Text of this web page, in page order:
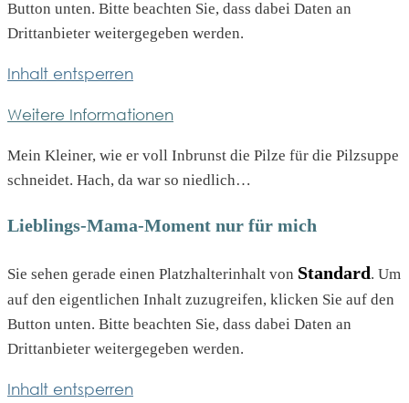
Button unten. Bitte beachten Sie, dass dabei Daten an
Drittanbieter weitergegeben werden.
Inhalt entsperren
Weitere Informationen
Mein Kleiner, wie er voll Inbrunst die Pilze für die Pilzsuppe
schneidet. Hach, da war so niedlich…
Lieblings-Mama-Moment nur für mich
Sie sehen gerade einen Platzhalterinhalt von Standard. Um
auf den eigentlichen Inhalt zuzugreifen, klicken Sie auf den
Button unten. Bitte beachten Sie, dass dabei Daten an
Drittanbieter weitergegeben werden.
Inhalt entsperren